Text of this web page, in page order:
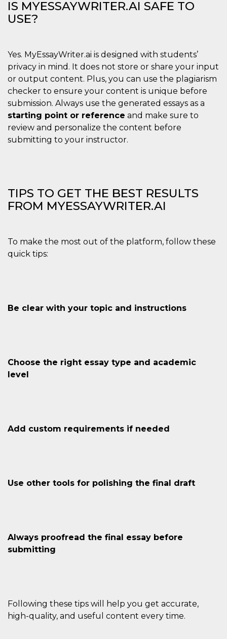
IS MYESSAYWRITER.AI SAFE TO
USE?
Yes. MyEssayWriter.ai is designed with students’
privacy in mind. It does not store or share your input
or output content. Plus, you can use the plagiarism
checker to ensure your content is unique before
submission. Always use the generated essays as a
starting point or reference and make sure to
review and personalize the content before
submitting to your instructor.
TIPS TO GET THE BEST RESULTS
FROM MYESSAYWRITER.AI
To make the most out of the platform, follow these
quick tips:
Be clear with your topic and instructions
Choose the right essay type and academic
level
Add custom requirements if needed
Use other tools for polishing the final draft
Always proofread the final essay before
submitting
Following these tips will help you get accurate,
high-quality, and useful content every time.